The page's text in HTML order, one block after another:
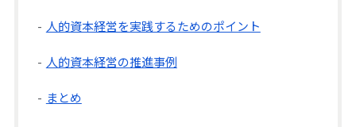
人的資本経営を実践するためのポイント
人的資本経営の推進事例
まとめ